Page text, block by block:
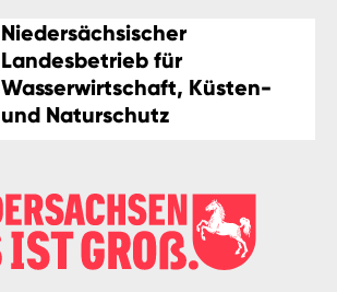
Niedersächsischer
Landesbetrieb für
Wasserwirtschaft, Küsten-
und Naturschutz